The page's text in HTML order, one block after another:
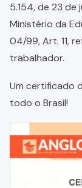
5.154, de 23 de
Ministério da
04/99, Art. 11,
trabalhador.
Um certificado
todo o Brasil!